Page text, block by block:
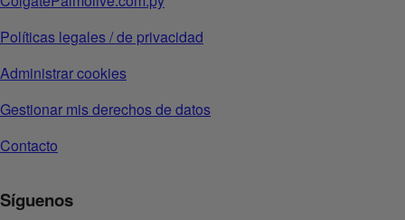
Políticas legales / de privacidad
Administrar cookies
Gestionar mis derechos de datos
Contacto
Síguenos